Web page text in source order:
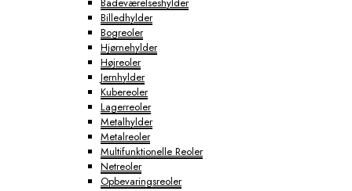
Billedhylder
Bogreoler
Hjørnehylder
Højreoler
Jernhylder
Kubereoler
Lagerreoler
Metalhylder
Metalreoler
Multifunktionelle Reoler
Netreoler
Opbevaringsreoler